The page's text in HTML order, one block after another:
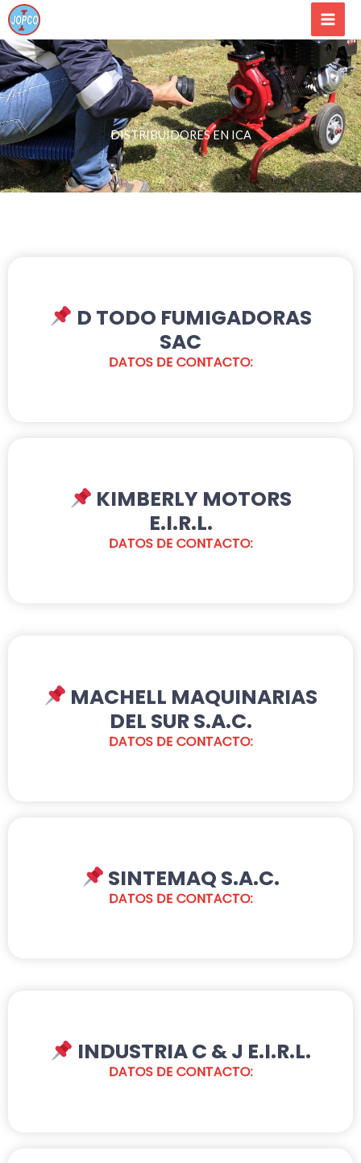
contenido
DISTRIBUIDORES EN ICA
D TODO FUMIGADORAS
SAC
DATOS DE CONTACTO:
KIMBERLY MOTORS
E.I.R.L.
DATOS DE CONTACTO:
MACHELL MAQUINARIAS
DEL SUR S.A.C.
DATOS DE CONTACTO:
SINTEMAQ S.A.C.
DATOS DE CONTACTO:
INDUSTRIA C & J E.I.R.L.
DATOS DE CONTACTO: